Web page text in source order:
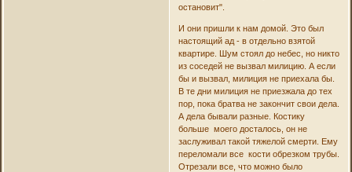
остановит".
И они пришли к нам домой. Это был
настоящий ад - в отдельно взятой
квартире. Шум стоял до небес, но никто
из соседей не вызвал милицию. А если
бы и вызвал, милиция не приехала бы.
В те дни милиция не приезжала до тех
пор, пока братва не закончит свои дела.
А дела бывали разные. Костику
больше моего досталось, он не
заслуживал такой тяжелой смерти. Ему
переломали все кости обрезком трубы.
Отрезали все, что можно было